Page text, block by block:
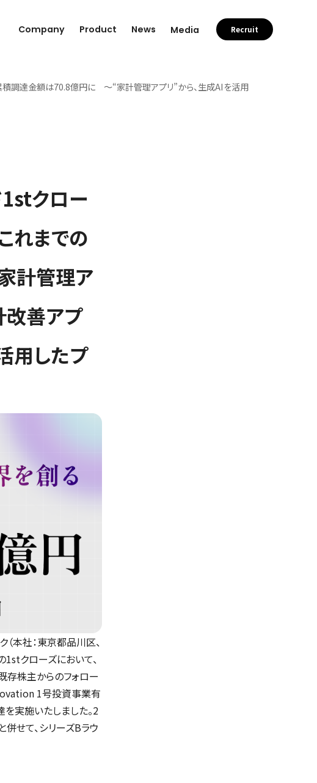
Company Product News Media Recruit
積調達金額は70.8億円に 〜“家計管理アプリ”から、生成AIを活用
1stクロー
れまでの
計管理ア
改善アプ
用したプ
（本社：東京都品川区、
1stクローズにおいて、
存株主からのフォロー
1号投資事業有
実施いたしました。2
せて、シリーズBラウ